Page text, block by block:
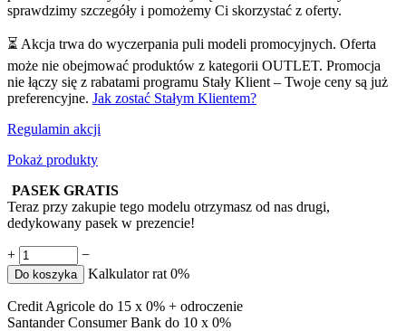
sprawdzimy szczegóły i pomożemy Ci skorzystać z oferty.
⏳ Akcja trwa do wyczerpania puli modeli promocyjnych. Oferta
może nie obejmować produktów z kategorii OUTLET. Promocja
nie łączy się z rabatami programu Stały Klient – Twoje ceny są już
preferencyjne. Jak zostać Stałym Klientem?
Regulamin akcji
Pokaż produkty
PASEK GRATIS
Teraz przy zakupie tego modelu otrzymasz od nas drugi,
dedykowany pasek w prezencie!
+ −
Do koszyka Kalkulator rat 0%
Credit Agricole do 15 x 0% + odroczenie
Santander Consumer Bank do 10 x 0%